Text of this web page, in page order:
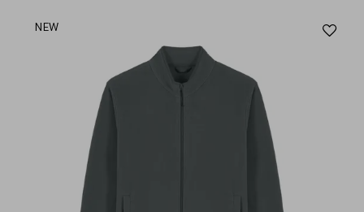
NEW